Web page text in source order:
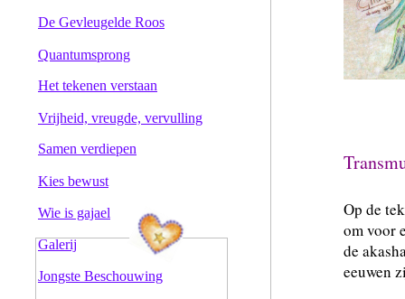
Op de
om voor
de
eeuwen
De Gevleugelde Roos
Vrijheid, vreugde, vervulling
Het tekenen verstaan
Quantumsprong
Samen verdiepen
Kies bewust
Wie is gajael
Galerij
Jongste Beschouwing